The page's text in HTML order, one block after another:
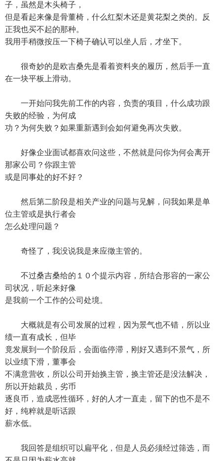
子，虽然是木头椅子，
但是看起来像是骨董椅，什么红梨木还是黄花梨之类的。反
正我也买不起的那种。
我用手稍微按压一下椅子确认可以坐人后，才坐下。
很奇妙的是欧吉桑先是看着资料夹的履历，然后手一直
在一块平板上滑动。
一开始问我先前工作的内容，负责的项目，什么成功跟
失败的经验，为何成
功？为何失败？如果重新遇到会如何避免再次失败。
好像企业面试都喜欢问这些，不然就是问你为何会离开
那家公司？你跟主管
或是同事处的好不好？
然后第二阶段是相关产业的问题与见解，问我如果是单
位主管或是执行者会
怎么处理问题？
奇怪了，我没说我是来应徵主管的。
不过桑吉桑给的１０个提示内容，所结合形容的一家公
司状况，听起来好像
是我前一个工作的公司处境。
大概就是有公司发展的过程，因为景气也不错，所以业
绩一直有成长，但毕
竟发展到一个阶段后，会面临停滞，刚好又遇到不景气，所
以业绩下滑，董事会
不满意营收，所以公司开始换主管，换主管还是没法解决，
所以开始裁员，劣币
逐良币，造成恶性循环，好的人才一直走，留下的也不是不
好，纯粹就是听话跟
薪水低。
我回答是组织可以扁平化，但是人员必须经过筛选，而